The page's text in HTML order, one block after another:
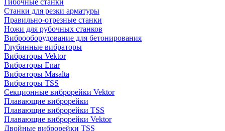
Гибочные станки
Станки для резки арматуры
Правильно-отрезные станки
Ножи для рубочных станков
Виброоборудование для бетонирования
Глубинные вибраторы
Вибраторы Vektor
Вибраторы Enar
Вибраторы Masalta
Вибраторы TSS
Секционные виброрейки Vektor
Плавающие виброрейки
Плавающие виброрейки TSS
Плавающие виброрейки Vektor
Двойные виброрейки TSS